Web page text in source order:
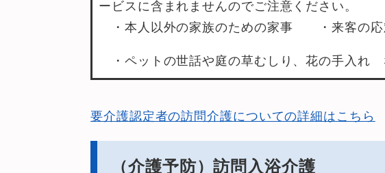
ービスに含まれませんのでご注意ください。
・本人以外の家族のための家事 ・来客の
・ペットの世話や庭の草むしり、花の手入れ
要介護認定者の訪問介護についての詳細はこちら
（介護予防）訪問入浴介護